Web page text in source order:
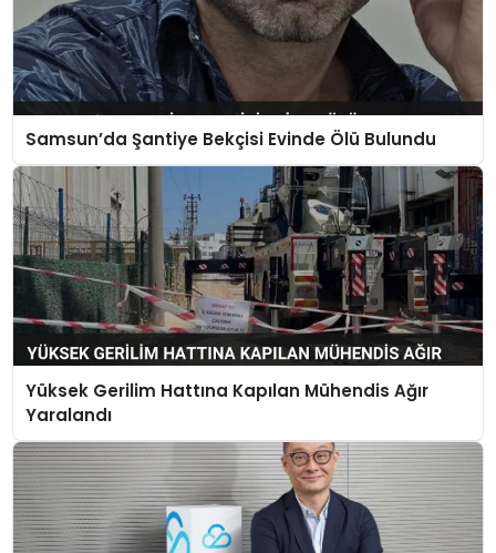
Samsun’da Şantiye Bekçisi Evinde Ölü Bulundu
Yüksek Gerilim Hattına Kapılan Mühendis Ağır
Yaralandı